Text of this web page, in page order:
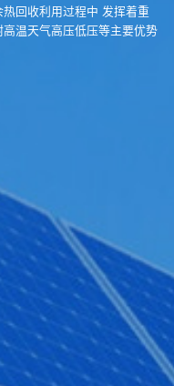
回收利用过程中 发挥着重
温天气高压低压等主要优势